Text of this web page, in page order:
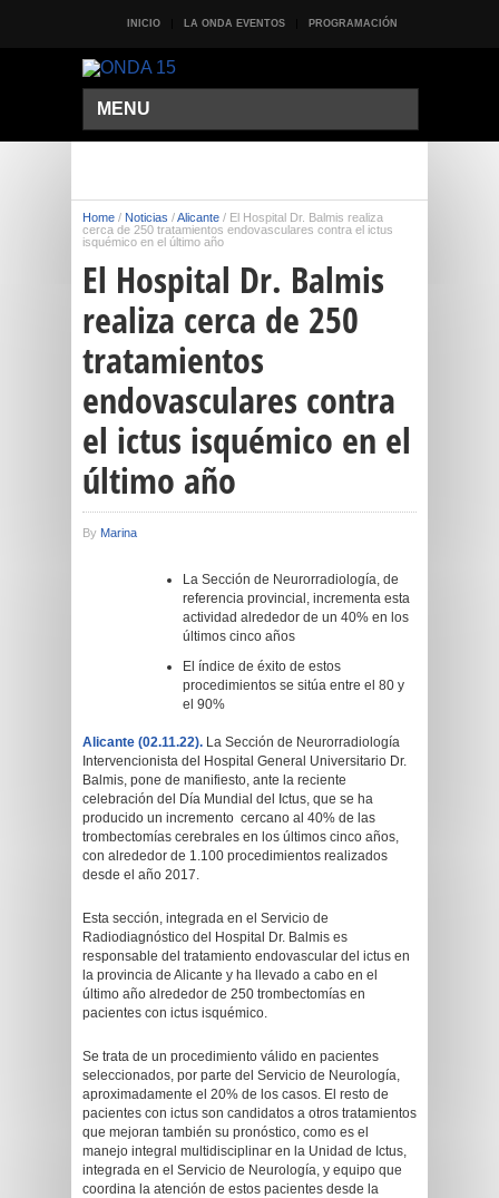
INICIO LA ONDA EVENTOS PROGRAMACIÓN
MENU
Home / Noticias /Alicante / El Hospital Dr. Balmis realiza
cerca de 250 tratamientos endovasculares contra el ictus
isquémico en el último año
El Hospital Dr. Balmis
realiza cerca de 250
tratamientos
endovasculares contra
el ictus isquémico en el
último año
By Marina
La Sección de Neurorradiología, de
referencia provincial, incrementa esta
actividad alrededor de un 40% en los
últimos cinco años
El índice de éxito de estos
procedimientos se sitúa entre el 80 y
el 90%
Alicante (02.11.22). La Sección de Neurorradiología
Intervencionista del Hospital General Universitario Dr.
Balmis, pone de manifiesto, ante la reciente
celebración del Día Mundial del Ictus, que se ha
producido un incremento cercano al 40% de las
trombectomías cerebrales en los últimos cinco años,
con alrededor de 1.100 procedimientos realizados
desde el año 2017.
Esta sección, integrada en el Servicio de
Radiodiagnóstico del Hospital Dr. Balmis es
responsable del tratamiento endovascular del ictus en
la provincia de Alicante y ha llevado a cabo en el
último año alrededor de 250 trombectomías en
pacientes con ictus isquémico.
Se trata de un procedimiento válido en pacientes
seleccionados, por parte del Servicio de Neurología,
aproximadamente el 20% de los casos. El resto de
pacientes con ictus son candidatos a otros tratamientos
que mejoran también su pronóstico, como es el
manejo integral multidisciplinar en la Unidad de Ictus,
integrada en el Servicio de Neurología, y equipo que
coordina la atención de estos pacientes desde la